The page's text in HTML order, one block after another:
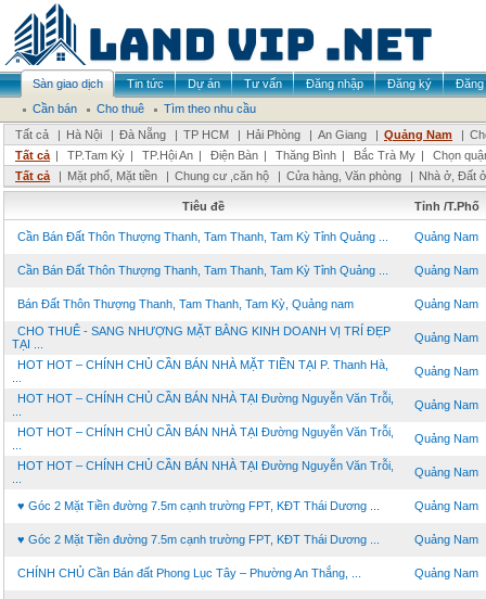
Sàn giao dịch Tin tức Dự án Tư vấn Đăng nhập Đăng ký
Đăng
Cần bán
Cho thuê
Tìm theo nhu cầu
Tất cả
| Hà Nội | Đà Nẵng | TP HCM | Hải Phòng | An Giang | Quảng Nam |
Tất cả | TP.Tam Kỳ | TP.Hội An | Điện Bàn | Thăng Bình | Bắc Trà My |
Chọn
Tất cả
| Mặt phố, Mặt tiền | Chung cư ,căn hộ | Cửa hàng, Văn phòng | Nhà ở, Đất ở
Tiêu đề Tỉnh /T.Phố
Cần Bán Đất Thôn Thượng Thanh, Tam Thanh, Tam Kỳ Tỉnh Quảng ... Quảng Nam
Cần Bán Đất Thôn Thượng Thanh, Tam Thanh, Tam Kỳ Tỉnh Quảng ... Quảng Nam
Bán Đất Thôn Thượng Thanh, Tam Thanh, Tam Kỳ, Quảng nam Quảng Nam
CHO THUÊ - SANG NHƯỢNG MẶT BẰNG KINH DOANH VỊ TRÍ ĐẸP
TẠI ...
Quảng Nam
HOT HOT – CHÍNH CHỦ CẦN BÁN NHÀ MẶT TIỀN TẠI P. Thanh Hà,
Quảng Nam
HOT HOT – CHÍNH CHỦ CẦN BÁN NHÀ TẠI Đường Nguyễn Văn Trỗi,
Quảng Nam
HOT HOT – CHÍNH CHỦ CẦN BÁN NHÀ TẠI Đường Nguyễn Văn Trỗi,
Quảng Nam
HOT HOT – CHÍNH CHỦ CẦN BÁN NHÀ TẠI Đường Nguyễn Văn Trỗi,
Quảng Nam
♥ Góc 2 Mặt Tiền đường 7.5m cạnh trường FPT, KĐT Thái Dương ... Quảng Nam
♥ Góc 2 Mặt Tiền đường 7.5m cạnh trường FPT, KĐT Thái Dương ... Quảng Nam
CHÍNH CHỦ Cần Bán đất Phong Lục Tây – Phường An Thắng, ... Quảng Nam